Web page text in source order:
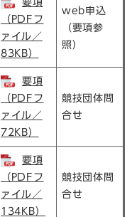
要項
（PDFフ
ァイル／
83KB）
web申込
（要項参
照）
要項
（PDFフ
ァイル／
72KB）
競技団体問
合せ
要項
（PDFフ
ァイル／
134KB）
競技団体問
合せ